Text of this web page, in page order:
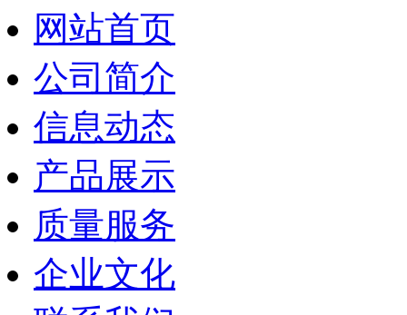
网站首页
公司简介
信息动态
产品展示
质量服务
企业文化